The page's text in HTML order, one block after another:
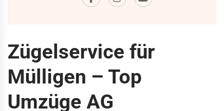
Zügelservice für
Mülligen – Top
Umzüge AG